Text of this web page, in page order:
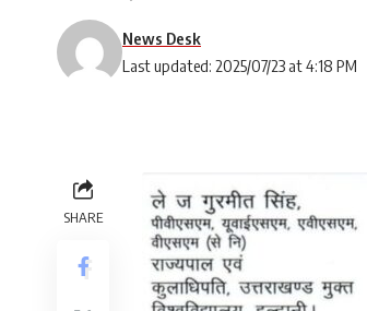
Last updated: 2025/07/23 at 4:18 PM
News Desk
SHARE